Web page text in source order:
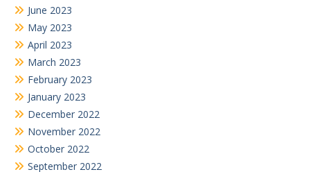
June 2023
May 2023
April 2023
March 2023
February 2023
January 2023
December 2022
November 2022
October 2022
September 2022